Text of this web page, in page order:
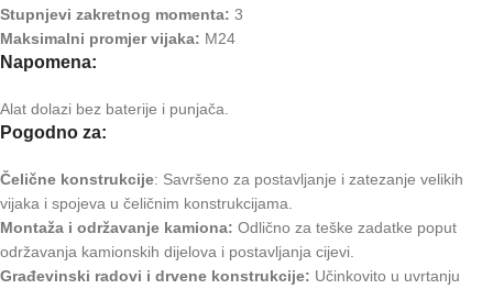
Stupnjevi zakretnog momenta: 3
Maksimalni promjer vijaka: M24
Napomena:
Alat dolazi bez baterije i punjača.
Pogodno za:
Čelične konstrukcije: Savršeno za postavljanje i zatezanje velikih
vijaka i spojeva u čeličnim konstrukcijama.
Montaža i održavanje kamiona: Odlično za teške zadatke poput
održavanja kamionskih dijelova i postavljanja cijevi.
Građevinski radovi i drvene konstrukcije: Učinkovito u uvrtanju